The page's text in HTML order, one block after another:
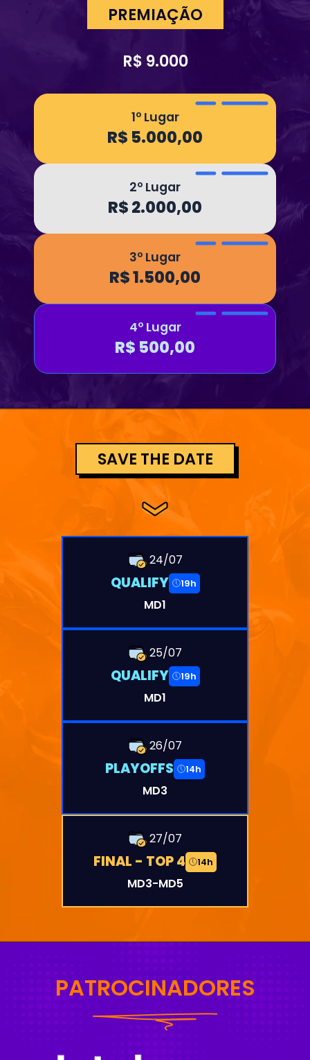
PREMIAÇÃO
R$ 9.000
1º Lugar
R$ 5.000,00
2º Lugar
R$ 2.000,00
3º Lugar
R$ 1.500,00
4º Lugar
R$ 500,00
SAVE THE DATE
24/07
QUALIFY 19h
MD1
25/07
QUALIFY 19h
MD1
26/07
PLAYOFFS 14h
MD3
27/07
FINAL - TOP 4 14h
MD3-MD5
PATROCINADORES